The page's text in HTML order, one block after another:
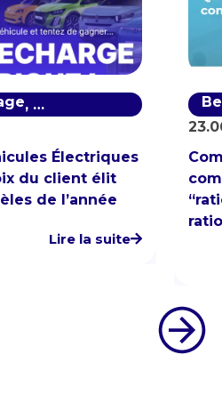
, Baromètre de notoriété
Électriques
du client élit
de l’année
Lire la suite